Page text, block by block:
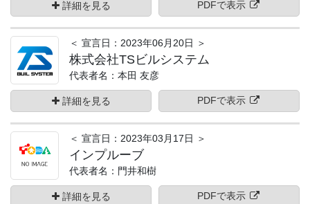
詳細を見る PDFで表示
＜ 宣言日：2023年06月20日 ＞
株式会社TSビルシステム
代表者名：本田 友彦
詳細を見る PDFで表示
＜ 宣言日：2023年03月17日 ＞
インプルーブ
代表者名：門井和樹
詳細を見る PDFで表示